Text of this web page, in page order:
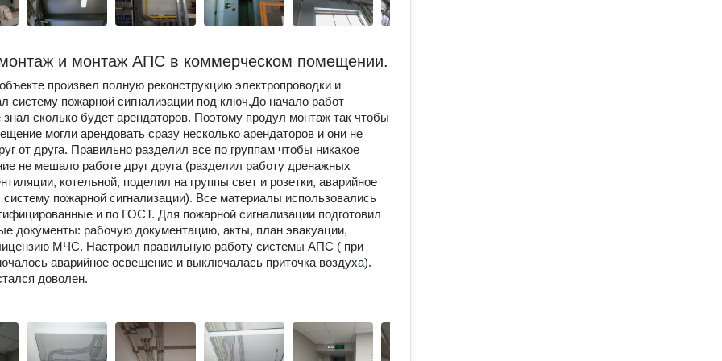
и монтаж АПС в коммерческом помещении.
произвел полную реконструкцию электропроводки и
систему пожарной сигнализации под ключ.До начало работ
знал сколько будет арендаторов. Поэтому продул монтаж так чтобы
могли арендовать сразу несколько арендаторов и они не
от друга. Правильно разделил все по группам чтобы никакое
не мешало работе друг друга (разделил работу дренажных
котельной, поделил на группы свет и розетки, аварийное
пожарной сигнализации). Все материалы использовались
и по ГОСТ. Для пожарной сигнализации подготовил
документы: рабочую документацию, акты, план эвакуации,
МЧС. Настроил правильную работу системы АПС ( при
аварийное освещение и выключалась приточка воздуха).
доволен.